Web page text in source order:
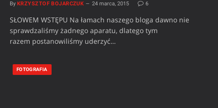
By KRZYSZTOF BOJARCZUK 24 marca, 2015 6
SŁOWEM WSTĘPU Na łamach naszego bloga dawno nie
sprawdzaliśmy żadnego aparatu, dlatego tym
razem postanowiliśmy uderzyć…
FOTOGRAFIA